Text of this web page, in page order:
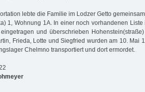
lebte die Familie im Lodzer Getto
1, Wohnung 1A. In einer noch vorhandenen
und überschrieben
Frieda, Lotte und Siegfried wurden am 10. Mai
Chelmno transportiert und dort ermordet.